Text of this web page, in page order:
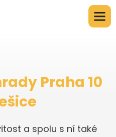
Praha 10
a spolu s ní také